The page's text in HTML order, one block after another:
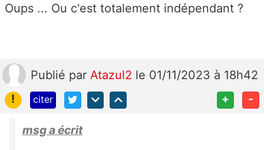
Oups ... Ou c'est totalement indépendant ?
Publié par Atazul2 le 01/11/2023 à 18h42
!
citer + -
msg a écrit